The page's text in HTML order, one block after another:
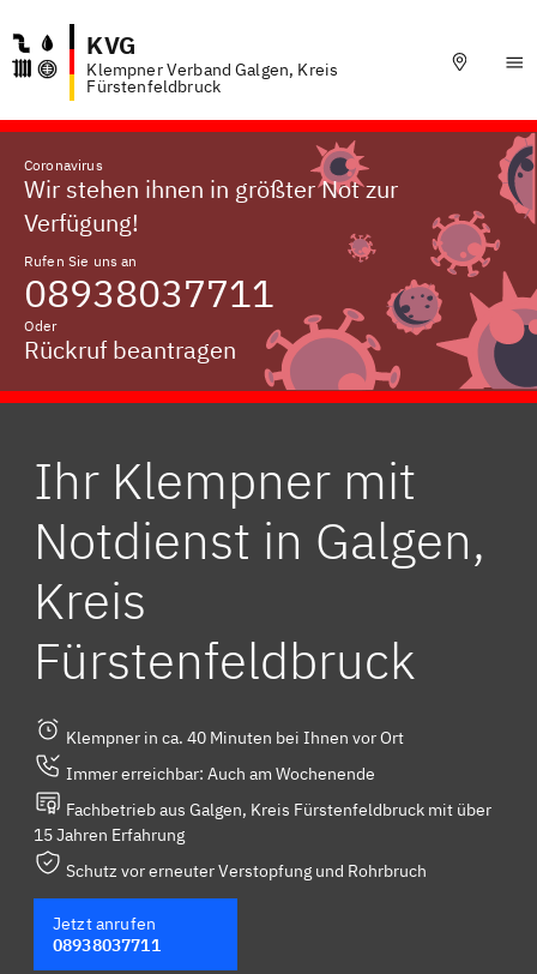
KVG
Klempner Verband Galgen, Kreis
Fürstenfeldbruck
Coronavirus
Wir stehen ihnen in größter Not zur
Verfügung!
Rufen Sie uns an
08938037711
Oder
Rückruf beantragen
Ihr Klempner mit
Notdienst in Galgen,
Kreis
Fürstenfeldbruck
Klempner in ca. 40 Minuten bei Ihnen vor Ort
Immer erreichbar: Auch am Wochenende
Fachbetrieb aus Galgen, Kreis Fürstenfeldbruck mit über
15 Jahren Erfahrung
Schutz vor erneuter Verstopfung und Rohrbruch
Jetzt anrufen
08938037711